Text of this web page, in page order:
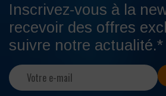
Inscrivez-vous à la
recevoir des offres
suivre notre actualité.*